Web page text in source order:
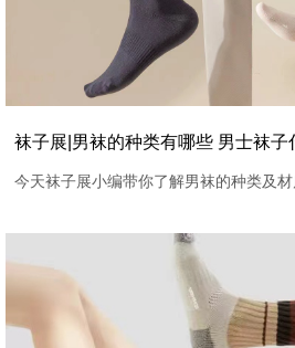
袜子展|男袜的种类有哪些 男士袜子
今天袜子展小编带你了解男袜的种类及材